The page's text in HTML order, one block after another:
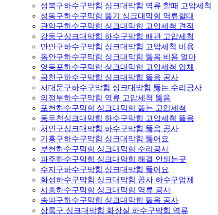
성북구하수구막힘 싱크대막힘 역류 할때 고압세척
성동구하수구막힘 뚫기 싱크대막힘 역류할때
관악구하수구막힘 싱크대막힘 고압세척 견적
강동구싱크대막힘 하수구막힘 배관 고압세척
만안구하수구막힘 싱크대막힘 고압세척 비용
동안구하수구막힘 싱크대막힘 뚫음 비용 얼마
영등포하수구막힘 싱크대막힘 고압세척 업체
금천구하수구막힘 싱크대막힘 뚫음 공사
서대문구하수구막힘 싱크대막힘 뚫는 수리공사
의정부하수구막힘 역류 고압세척 뚫음
포천하수구막힘 싱크대막힘 뚫는 고압세척
동두천싱크대막힘 하수구막힘 고압세척 뚫음
처인구싱크대막힘 하수구막힘 뚫음 공사
기흥구하수구막힘 싱크대막힘 뚫어요
부천하수구막힘 싱크대막힘 수리공사
파주하수구막힘 싱크대막힘 해결 안되는곳
수지구하수구막힘 싱크대막힘 뚫어요
화성하수구막힘 싱크대막힘 공사 하수구업체
시흥하수구막힘 싱크대막힘 역류 공사
송파구하수구막힘 싱크대막힘 뚫음 공사
상록구 싱크대막힘 화장실 하수구막힘 역류